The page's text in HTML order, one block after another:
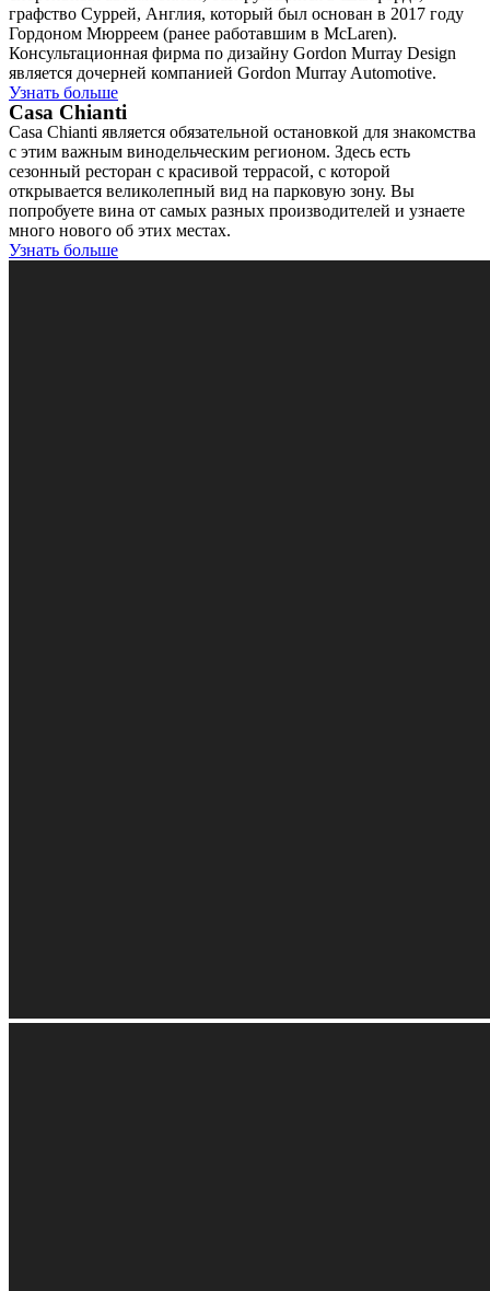
графство Суррей, Англия, который был основан в 2017 году
Гордоном Мюрреем (ранее работавшим в McLaren).
Консультационная фирма по дизайну Gordon Murray Design
является дочерней компанией Gordon Murray Automotive.
Узнать больше
Casa Chianti
Casa Chianti является обязательной остановкой для знакомства
с этим важным винодельческим регионом. Здесь есть
сезонный ресторан с красивой террасой, с которой
открывается великолепный вид на парковую зону. Вы
попробуете вина от самых разных производителей и узнаете
много нового об этих местах.
Узнать больше